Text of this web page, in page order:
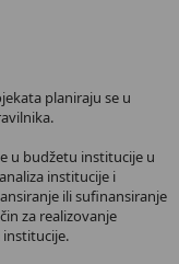
planiraju se u
u budžetu institucije u
institucije i
ili sufinansiranje
za realizovanje